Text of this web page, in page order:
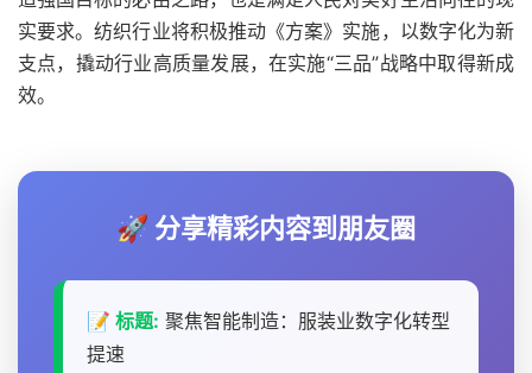
实要求。纺织行业将积极推动《方案》实施，以数字化为新
支点，撬动行业高质量发展，在实施“三品”战略中取得新成
效。
🚀 分享精彩内容到朋友圈
📝 标题: 聚焦智能制造：服装业数字化转型
提速